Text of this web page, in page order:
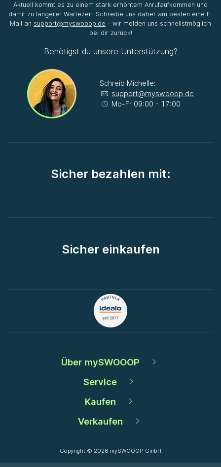
Aktuell kommt es zu einem stark erhöhtem Anrufaufkommen und
damit zu längerer Wartezeit. Schreibe uns daher am besten eine E-
Mail an support@myswooop.de - wir melden uns schnellstmöglich
bei dir zurück!
Benötigst du unsere Unterstützung?
Schreib Michelle:
support@myswooop.de
Mo-Fr 09:00 - 17:00
Sicher bezahlen mit:
Sicher einkaufen
Über mySWOOOP
Service
Kaufen
Verkaufen
Copyright © 2026 mySWOOOP GmbH